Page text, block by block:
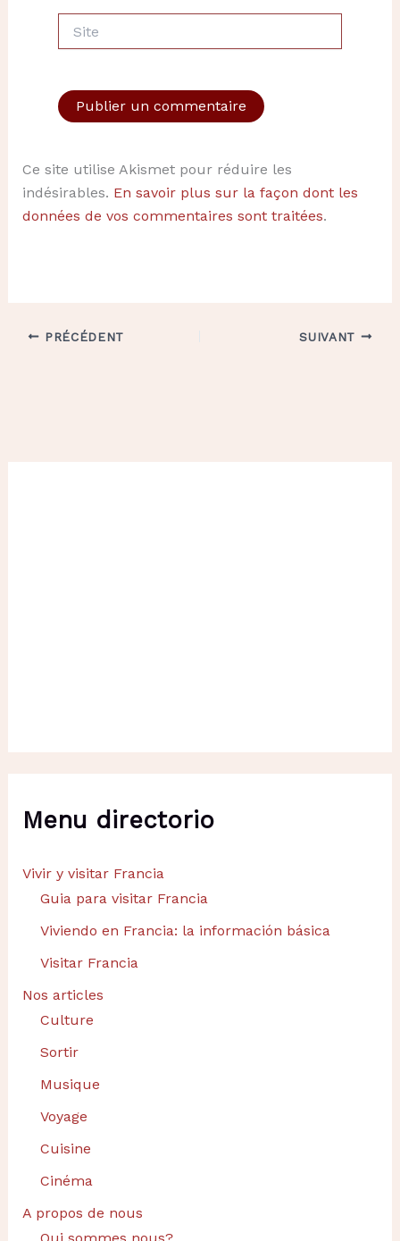
Ce site utilise Akismet pour réduire les
indésirables. En savoir plus sur la façon dont les
données de vos commentaires sont traitées.
PRÉCÉDENT SUIVANT
Menu directorio
Vivir y visitar Francia
Guia para visitar Francia
Viviendo en Francia: la información básica
Visitar Francia
Nos articles
Culture
Sortir
Musique
Voyage
Cuisine
Cinéma
A propos de nous
Qui sommes nous?